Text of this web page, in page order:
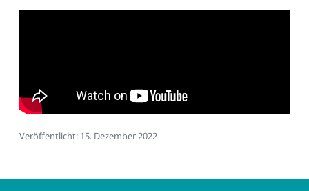
Details
Veröffentlicht: 15. Dezember 2022